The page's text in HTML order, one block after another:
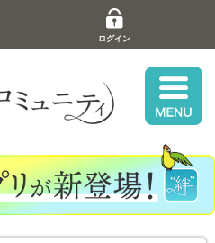
ログイン